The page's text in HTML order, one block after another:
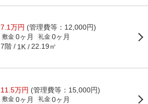
7.1万円 (管理費等：12,000円)
敷金 0ヶ月 礼金 0ヶ月
7階 1K 22.19㎡
11.5万円 (管理費等：15,000円)
敷金 0ヶ月 礼金 0ヶ月